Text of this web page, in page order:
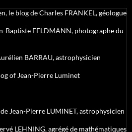
le blog de Charles FRANKEL, géologue
Baptiste FELDMANN, photographe du
BARRAU, astrophysicien
of Jean-Pierre Luminet
Jean-Pierre LUMINET, astrophysicien
LEHNING, agrégé de mathématiques